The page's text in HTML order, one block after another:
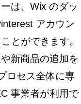
は、Wix のダッ
アカウン
とができます。
新商品の追加を
ロセス全体に専
事業者が利用で